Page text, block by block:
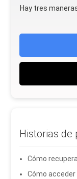
Hay tres
Historias de
Cómo
Cómo